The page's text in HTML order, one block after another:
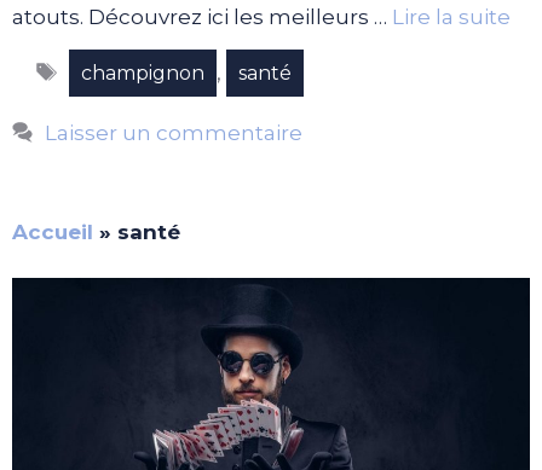
atouts. Découvrez ici les meilleurs … Lire la suite
Étiquettes
champignon , santé
Laisser un commentaire
Accueil » santé